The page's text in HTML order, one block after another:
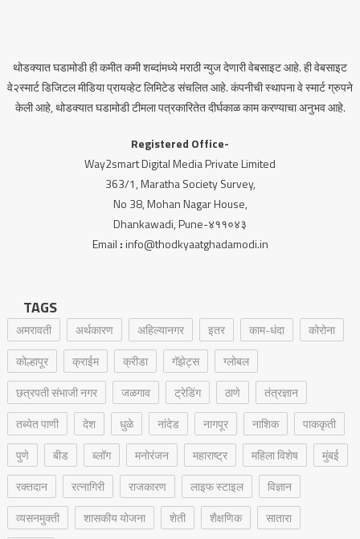
थोडक्यात घडामोडी ही कमीत कमी शब्दांमध्ये मराठी न्युज देणारी वेबसाइट आहे. ही वेबसाइट
वे२स्मार्ट डिजिटल मीडिया प्रायव्हेट लिमिटेड संचलित आहे. कंपनीची स्थापना वे स्मार्ट ग्रुपने
केली आहे, थोडक्यात घडामोडी टीमला पत्रकारितेत दीर्घकाळ काम करण्याचा अनुभव आहे.
Registered Office-
Way2smart Digital Media Private Limited
363/1, Maratha Society Survey,
No 38, Mohan Nagar House,
Dhankawadi, Pune-४११०४३
Email :info@thodkyaatghadamodi.in
TAGS
अमरावती अर्थकारण अहिल्यानगर इतर काम-धंदा
कोरोना
कोल्हापूर
क्राईम क्रीडा गॅझेट्स
ग्लोबल
छत्रपती संभाजी नगर
जळगाव ट्रेडिंग ठाणे
तंत्रज्ञान
तब्येत पाणी
देश धुळे नांदेड नागपूर नाशिक
पाककृती
पुणे
बीड ब्लॉग मनोरंजन महाराष्ट्र महिला विशेष
मुंबई
रक्‍तदान
रत्नागिरी राजकारण लाइफ स्टाइल
विज्ञान
व्यसनमुक्ती
शासकीय योजना शेती शैक्षणिक
सातारा